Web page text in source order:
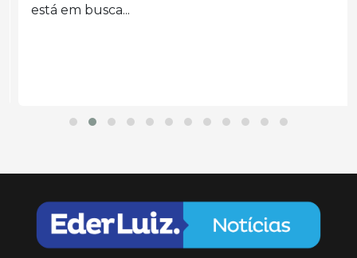
está em busca...